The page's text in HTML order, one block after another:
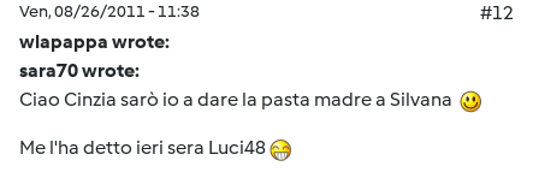
Ven, 08/26/2011 - 11:38
#12
wlapappa wrote:
sara70 wrote:
Ciao Cinzia sarò io a dare la pasta madre a Silvana
Me l'ha detto ieri sera Luci48